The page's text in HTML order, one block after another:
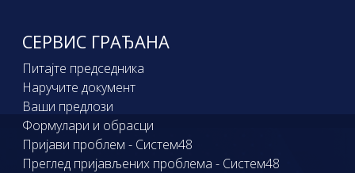
СЕРВИС ГРАЂАНА
Питајте председника
Наручите документ
Ваши предлози
Формулари и обрасци
Пријави проблем - Систем48
Преглед пријављених проблема - Систем48